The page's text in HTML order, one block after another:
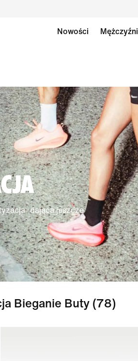
Nowości Mężczyźni
dająca jeszcze
Bieganie Buty (78)